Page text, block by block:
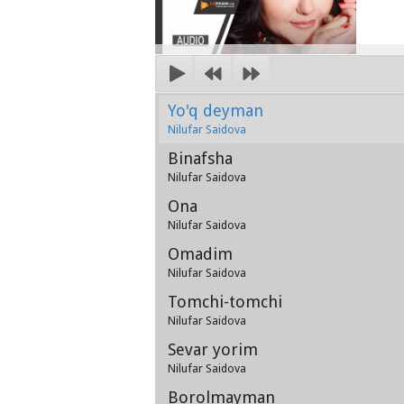
Yo'q deyman
Nilufar Saidova
Binafsha
Nilufar Saidova
Ona
Nilufar Saidova
Omadim
Nilufar Saidova
Tomchi-tomchi
Nilufar Saidova
Sevar yorim
Nilufar Saidova
Borolmayman